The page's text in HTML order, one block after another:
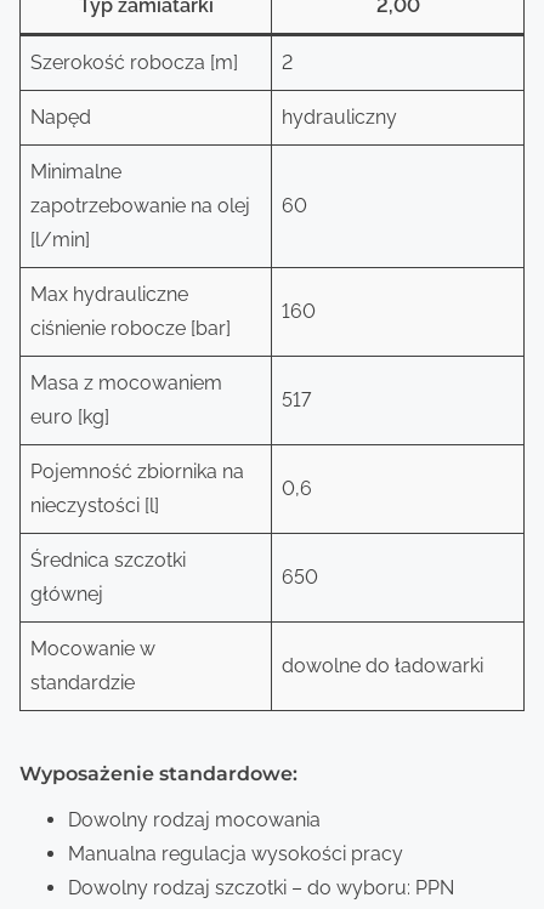
Typ zamiatarki 2,00
Szerokość robocza [m] 2
Napęd hydrauliczny
Minimalne
zapotrzebowanie na olej
[l/min]
60
Max hydrauliczne
ciśnienie robocze [bar]
160
Masa z mocowaniem
euro [kg]
517
Pojemność zbiornika na
nieczystości [l]
0,6
Średnica szczotki
głównej
650
Mocowanie w
standardzie
dowolne do ładowarki
Wyposażenie standardowe:
Dowolny rodzaj mocowania
Manualna regulacja wysokości pracy
Dowolny rodzaj szczotki – do wyboru: PPN